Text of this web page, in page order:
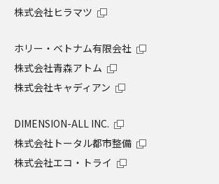
株式会社ヒラマツ
ホリー・ベトナム有限会社
株式会社青森アトム
株式会社キャディアン
DIMENSION-ALL INC.
株式会社トータル都市整備
株式会社エコ・トライ